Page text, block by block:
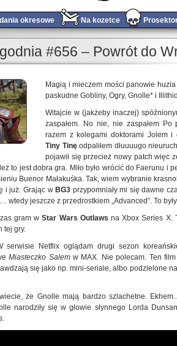
okresowe Na kozetce
blues!
#656 – Powrót do
Magią i mieczem mości panowie
paskudne Gobliny, Ogry, Gnolle* i
Witajcie w (jakżeby inaczej)
zaspałem. No nie, nie zaspałem
razem z kolegami doktorami Jolem i
Tiny Tinęodpaliłem dłuuuugo
pojawił się przecież nowy patch więc
to jest dobra gra. Miło było wrócić do Faerunu i
Buenor Małakuśka. Tak, wiem wybranie
i już. Grając w BG3 przypomniały mi się dawne
wtedy jeszcze z przedrostkiem „Advanced”. To
gram w Star Wars Outlaws na Xbox Series X.
tej gry.
serwisie Netflix oglądam drugi sezon
Miasteczko Salemw MAX. Nie polecam. Ten
się jako np. mini-seriale, albo podzielone
że Gnolle mają bardzo szlachetne.
narodziły się w głowie słynnego Lorda
.